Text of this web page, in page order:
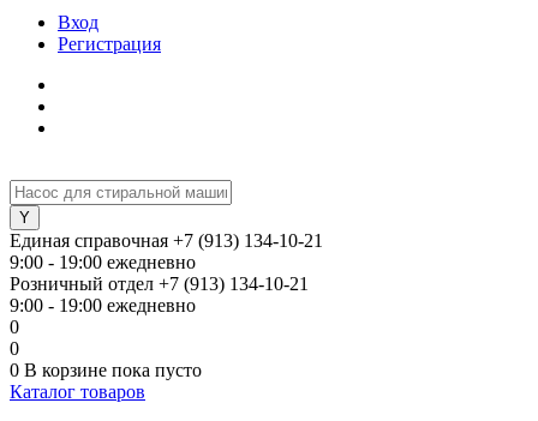
Вход
Регистрация
Единая справочная +7 (913) 134-10-21
9:00 - 19:00 ежедневно
Розничный отдел +7 (913) 134-10-21
9:00 - 19:00 ежедневно
0
0
0 В корзине пока пусто
Каталог товаров